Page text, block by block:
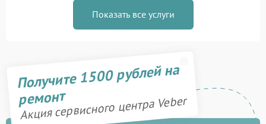
Показать все услуги
Получите 1500 рублей на
ремонт
Акция сервисного центра Veber